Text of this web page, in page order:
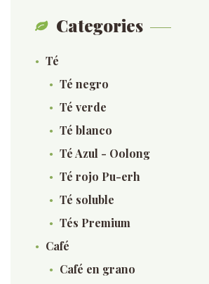
Categories
Té
Té negro
Té verde
Té blanco
Té Azul - Oolong
Té rojo Pu-erh
Té soluble
Tés Premium
Café
Café en grano